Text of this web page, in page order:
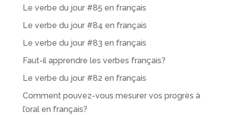
Le verbe du jour #85 en français
Le verbe du jour #84 en français
Le verbe du jour #83 en français
Faut-il apprendre les verbes français?
Le verbe du jour #82 en français
Comment pouvez-vous mesurer vos progrès à
l’oral en français?